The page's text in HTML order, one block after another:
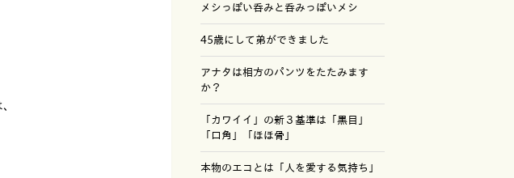
メシっぽい呑みと呑みっぽいメシ
45歳にして弟ができました
アナタは相方のパンツをたたみます
か？
「カワイイ」の新３基準は「黒目」
「口角」「ほほ骨」
本物のエコとは「人を愛する気持ち」